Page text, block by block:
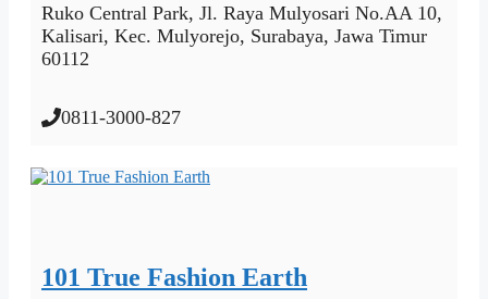
Ruko Central Park, Jl. Raya Mulyosari No.AA 10,
Kalisari, Kec. Mulyorejo, Surabaya, Jawa Timur
60112
0811-3000-827
101 True Fashion Earth